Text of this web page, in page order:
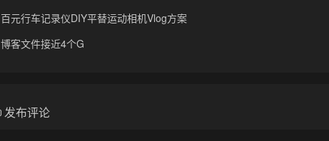
百元行车记录仪DIY平替运动相机Vlog方案
博客文件接近4个G
发布评论